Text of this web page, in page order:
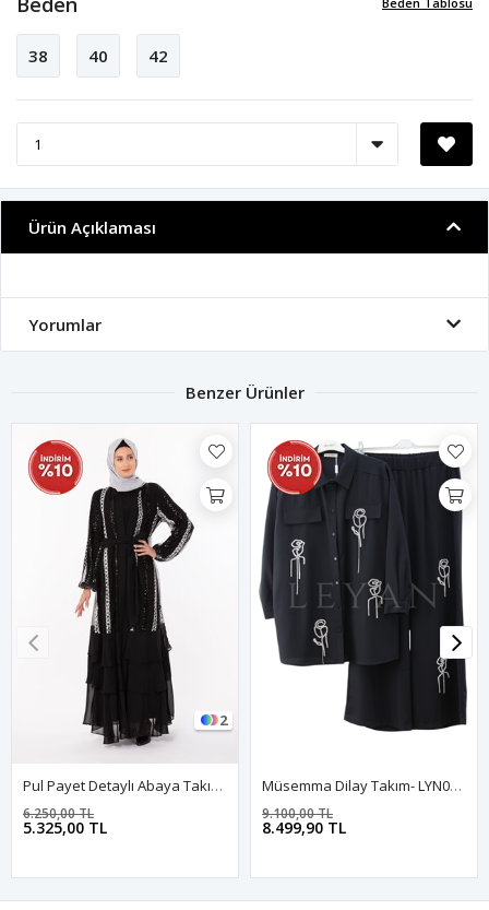
38 40 42
Ürün Açıklaması
Yorumlar
Benzer Ürünler
2
Pul Payet Detaylı Abaya Takım- LYN01214 Siyah-Gümüş
5.325,00 TL
6.250,00 TL
Müsemma Dilay Takım- LYN03953 Siyah
8.499,90 TL
9.100,00 TL